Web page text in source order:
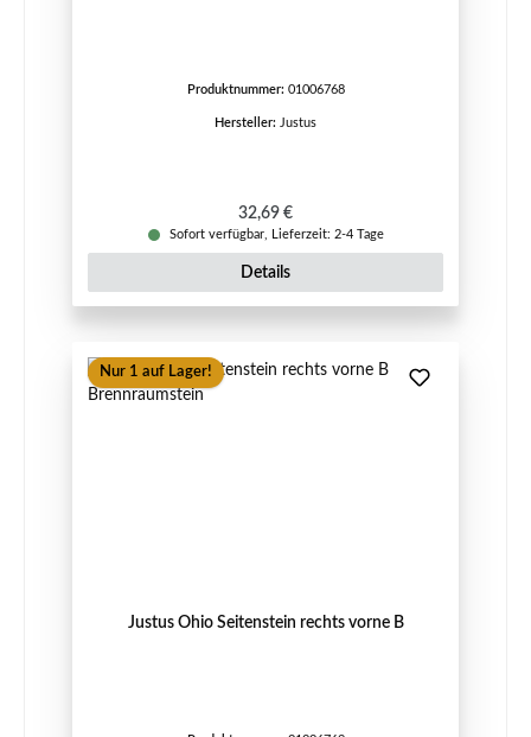
Produktnummer: 01006768
Hersteller: Justus
Regulärer Preis:
32,69 €
Sofort verfügbar, Lieferzeit: 2-4 Tage
Details
Nur 1 auf Lager!
Justus Ohio Seitenstein rechts vorne B